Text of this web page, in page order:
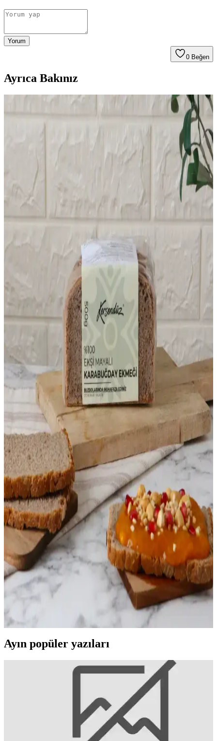
Yorum
0 Beğen
Ayrıca Bakınız
Az Kullanılan Tahıllar: Farro, Arpa, Teff,
Karabuğday ve Milletin Besin Değerleri ve
Kullanımı
Farro, arpa, teff, karabuğday ve millet gibi az kullanılan tahıllar,
farklı tatları ve yüksek besin değerleriyle mutfaklarda çeşitlilik sunar.
Pişirme ve depolama önerileriyle sağlıklı beslenmeye katkı sağlarlar.
Sütsüz ve Yoğurtsuz Kek Tarifleri: Sağlıklı ve Pratik
Alternatifler
Sağlıklı ve pratik kek tarifleri, süt ve yoğurt içermeyen alternatiflerle
hem hafif hem de lezzetli seçenekler sunar, damak zevkine uygun
Kızıl Dal Darı 1 Kg: Sağlıklı ve Doğal Tahıl Seçeneği
Kızıl dal darı 1 kg, yüksek besin değeri ve doğal yapısıyla sağlıklı
beslenme alışkanlıklarına uygun, çeşitli yemeklerde kullanılabilen
pratik bir tahıl ürünüdür.
Glutensiz ve Sağlıklı Ekmek Seçenekleri: Lezzetli ve
Besleyici Alternatifler
Glutensiz ekmekler, sağlıklı yaşam ve diyet ihtiyaçlarına uygun,
yüksek lif ve düşük glisemik indeks özellikleriyle öne çıkan
beslenme alternatifleridir.
Migros'ta Konjac Noodle: Sağlıklı ve Düşük Kalorili
Alternatifler Hakkında Bilgi
Migros'ta bulunan konjac noodle'lar, düşük kalorili, lif açısından
zengin ve vegan dostu özellikleriyle sağlıklı beslenmeye uygun
pratik bir alternatif sunar.
Marketlerde Satılan Sandviç Ekmekleri ve Çeşitleri
Hakkında Kapsamlı Bilgi
Marketlerde satılan çeşitli sandviç ekmekleri, farklı türleri ve sağlıklı
seçenekleriyle günlük yaşamda pratik ve lezzetli yemekler
hazırlamanıza olanak tanır.
Glutensiz Beslenme ve Glutensiz Bulgur: Sağlıklı
Alternatifler ve Güvenli Kullanım İpuçları
Glutensiz bulgur, çölyak hastaları ve gluten intoleransı olanlar için
güvenilir bir alternatif olup, sağlıklı tariflerde kullanılabilir. Ürün
etiketlerine dikkat edilerek güvenle tüketilebilir.
Sağlıklı ve Doğal Ekşi Mayalı Karabuğday Ekmeği:
Faydaları ve Yapım İpuçları
Doğal fermantasyon ve karabuğday kullanımıyla hazırlanan ekşi
mayalı ekmek, sindirimi kolaylaştırır, gluten içermez ve besin değeri
yüksektir. Evde yapımıyla sağlıklı beslenmeye katkı sağlar.
Ayın popüler yazıları